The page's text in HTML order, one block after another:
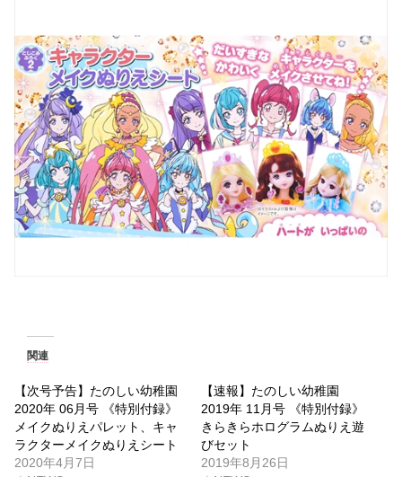
関連
【次号予告】たのしい幼稚園
2020年 06月号 《特別付録》
メイクぬりえパレット、キャ
ラクターメイクぬりえシート
2020年4月7日
【速報】たのしい幼稚園
2019年 11月号 《特別付録》
きらきらホログラムぬりえ遊
びセット
2019年8月26日